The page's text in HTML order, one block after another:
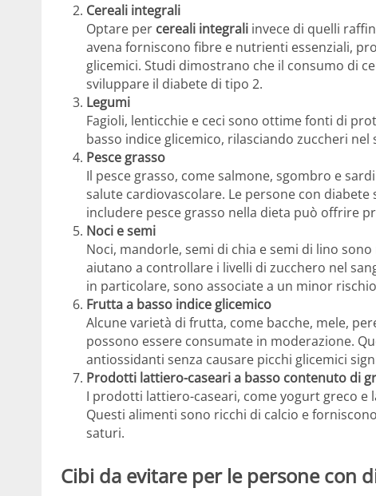
Cereali integrali
Optare per cereali integrali invece di quelli
avena forniscono fibre e nutrienti essenziali,
glicemici. Studi dimostrano che il consumo di
sviluppare il diabete di tipo 2.
Legumi
Fagioli, lenticchie e ceci sono ottime fonti di
basso indice glicemico, rilasciando zuccheri
Pesce grasso
Il pesce grasso, come salmone, sgombro e
salute cardiovascolare. Le persone con
includere pesce grasso nella dieta può offrire
Noci e semi
Noci, mandorle, semi di chia e semi di lino
aiutano a controllare i livelli di zucchero nel
in particolare, sono associate a un minor
Frutta a basso indice glicemico
Alcune varietà di frutta, come bacche, mele,
possono essere consumate in moderazione.
antiossidanti senza causare picchi glicemici
Prodotti lattiero-caseari a basso contenuto di
I prodotti lattiero-caseari, come yogurt greco e
Questi alimenti sono ricchi di calcio e
saturi.
Cibi da evitare per le persone con